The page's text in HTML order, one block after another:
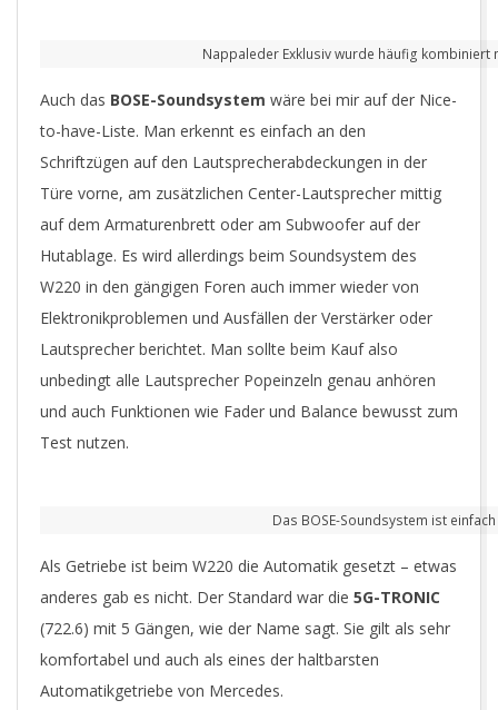
Nappaleder Exklusiv wurde häufig
Auch das BOSE-Soundsystem wäre bei mir auf der Nice-
to-have-Liste. Man erkennt es einfach an den
Schriftzügen auf den Lautsprecherabdeckungen in der
Türe vorne, am zusätzlichen Center-Lautsprecher mittig
auf dem Armaturenbrett oder am Subwoofer auf der
Hutablage. Es wird allerdings beim Soundsystem des
W220 in den gängigen Foren auch immer wieder von
Elektronikproblemen und Ausfällen der Verstärker oder
Lautsprecher berichtet. Man sollte beim Kauf also
unbedingt alle Lautsprecher Popeinzeln genau anhören
und auch Funktionen wie Fader und Balance bewusst zum
Test nutzen.
Das BOSE-Soundsystem ist
Als Getriebe ist beim W220 die Automatik gesetzt – etwas
anderes gab es nicht. Der Standard war die 5G-TRONIC
(722.6) mit 5 Gängen, wie der Name sagt. Sie gilt als sehr
komfortabel und auch als eines der haltbarsten
Automatikgetriebe von Mercedes.